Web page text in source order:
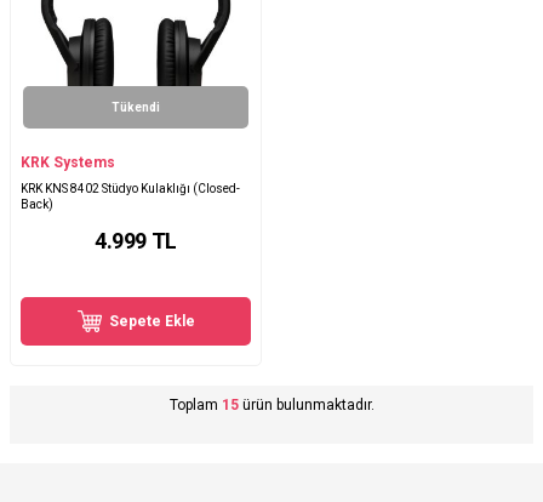
Tükendi
KRK Systems
KRK KNS 8402 Stüdyo Kulaklığı (Closed-
Back)
4.999 TL
Sepete Ekle
Toplam 15ürün bulunmaktadır.